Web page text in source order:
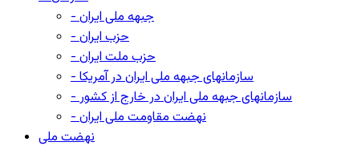
- جبهه ملی ایران
- حزب ایران
- حزب ملت ایران
- سازمانهای جبهه ملی ایران در آمریکا
- سازمانهای جبهه ملی ایران در خارج از کشور
- نهضت مقاومت ملی ایران
نهضت ملی